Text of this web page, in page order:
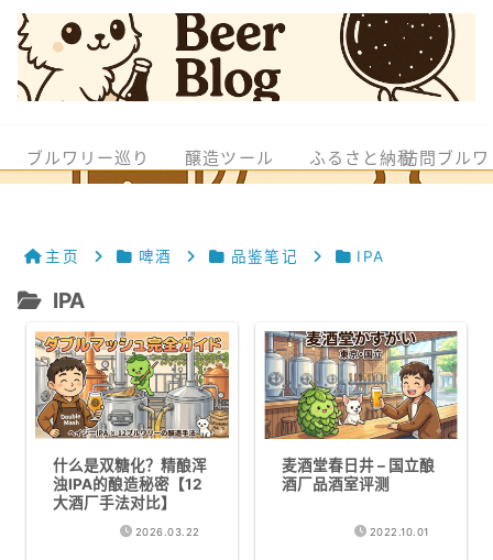
ブルワリー巡り 醸造ツール ふるさと納税訪問ブル
主页 啤酒 品鉴笔记 IPA
IPA
什么是双糖化？精酿浑
浊IPA的酿造秘密【12
大酒厂手法对比】
2026.03.22
麦酒堂春日井 – 国立酿
酒厂品酒室评测
2022.10.01